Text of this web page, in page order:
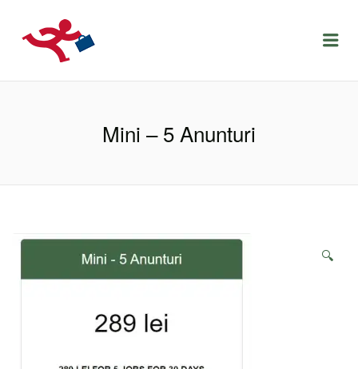
LOCURIDEMUNCACLUJ.NET
Mini – 5 Anunturi
🔍